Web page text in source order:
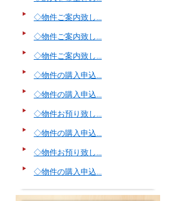
◇物件ご案内致し...
◇物件ご案内致し...
◇物件ご案内致し...
◇物件の購入申込...
◇物件の購入申込...
◇物件お預り致し...
◇物件の購入申込...
◇物件お預り致し...
◇物件の購入申込...